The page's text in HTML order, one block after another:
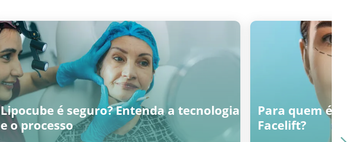
Lipocube é seguro? Entenda a tecnologia
e o processo
Para quem é
Facelift?